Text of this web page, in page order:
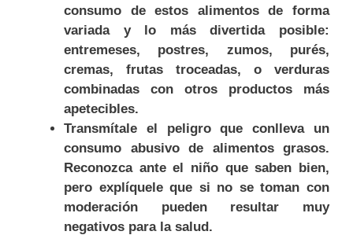
consumo de estos alimentos de forma
variada y lo más divertida posible:
entremeses, postres, zumos, purés,
cremas, frutas troceadas, o verduras
combinadas con otros productos más
apetecibles.
Transmítale el peligro que conlleva un
consumo abusivo de alimentos grasos.
Reconozca ante el niño que saben bien,
pero explíquele que si no se toman con
moderación pueden resultar muy
negativos para la salud.